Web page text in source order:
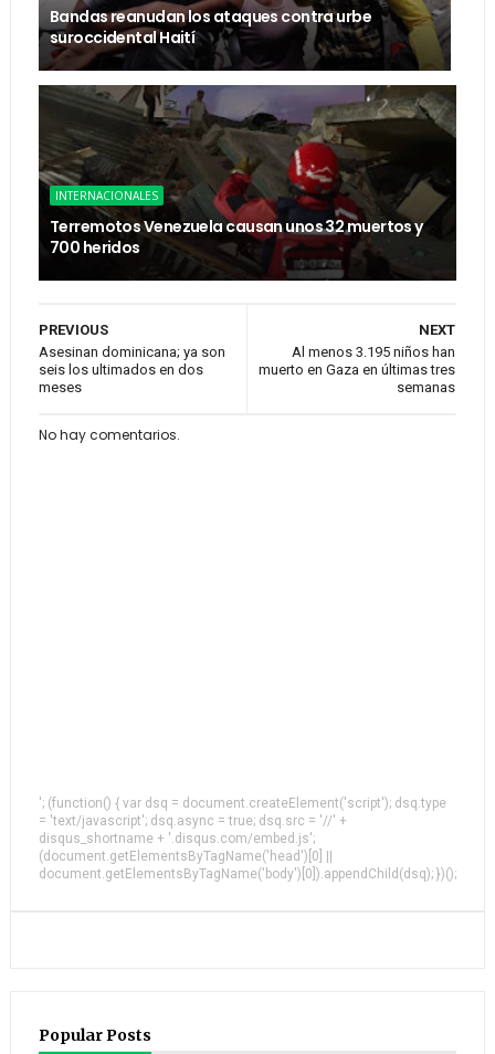
Bandas reanudan los ataques contra urbe
suroccidental Haití
INTERNACIONALES
Terremotos Venezuela causan unos 32 muertos y
700 heridos
NEXT
Al menos 3.195 niños han
muerto en Gaza en últimas tres
semanas
PREVIOUS
Asesinan dominicana; ya son
seis los ultimados en dos
meses
No hay comentarios.
'; (function() { var dsq = document.createElement('script'); dsq.type
= 'text/javascript'; dsq.async = true; dsq.src = '//' +
disqus_shortname + '.disqus.com/embed.js';
(document.getElementsByTagName('head')[0] ||
document.getElementsByTagName('body')[0]).appendChild(dsq); })();
Popular Posts